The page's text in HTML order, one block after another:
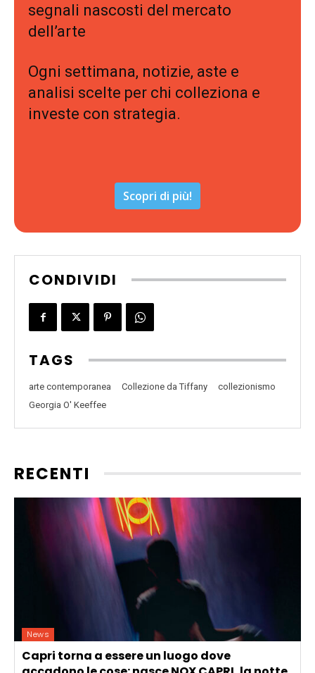
segnali nascosti del mercato
dell’arte
Ogni settimana, notizie, aste e
analisi scelte per chi colleziona e
investe con strategia.
Scopri di più!
CONDIVIDI
TAGS
arte contemporanea Collezione da Tiffany
collezionismo
Georgia O' Keeffee
RECENTI
News
Capri torna a essere un luogo dove